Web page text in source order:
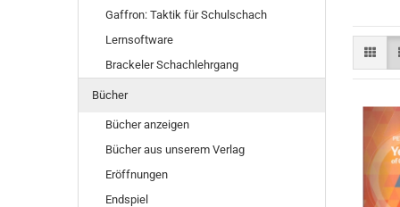
Gaffron: Taktik für Schulschach
Lernsoftware
Brackeler Schachlehrgang
Bücher
Bücher anzeigen
Bücher aus unserem Verlag
Eröffnungen
Endspiel